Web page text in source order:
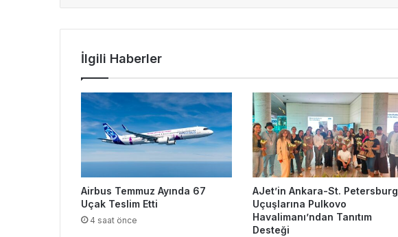
İlgili Haberler
Airbus Temmuz Ayında 67
Uçak Teslim Etti
4 saat önce
AJet’in Ankara-St. Petersburg
Uçuşlarına Pulkovo
Havalimanı’ndan Tanıtım
Desteği